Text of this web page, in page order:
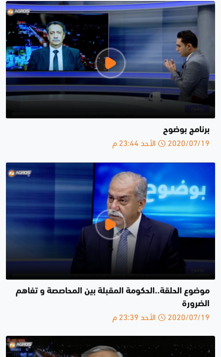
برنامج بوضوح
2020/07/19 الأحد 23:44 م
موضوع الحلقة..الحكومة المقبلة بين المحاصصة و تفاهم
الضرورة
2020/07/19 الأحد 23:39 م